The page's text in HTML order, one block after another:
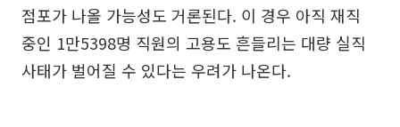
점포가 나올 가능성도 거론된다. 이 경우 아직 재직
중인 1만5398명 직원의 고용도 흔들리는 대량 실직
사태가 벌어질 수 있다는 우려가 나온다.